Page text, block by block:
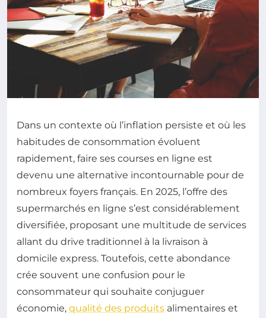
Dans un contexte où l’inflation persiste et où les
habitudes de consommation évoluent
rapidement, faire ses courses en ligne est
devenu une alternative incontournable pour de
nombreux foyers français. En 2025, l’offre des
supermarchés en ligne s’est considérablement
diversifiée, proposant une multitude de services
allant du drive traditionnel à la livraison à
domicile express. Toutefois, cette abondance
crée souvent une confusion pour le
consommateur qui souhaite conjuguer
économie, qualité des produits alimentaires et